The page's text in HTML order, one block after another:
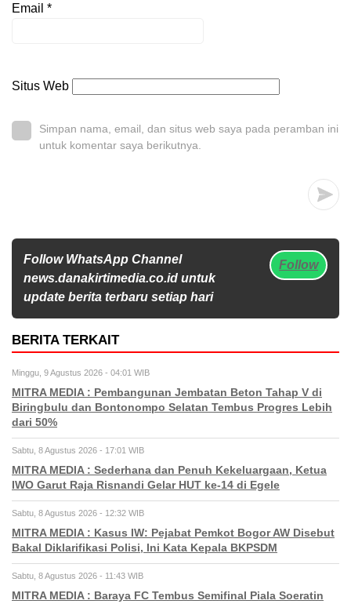
Email *
Situs Web
Simpan nama, email, dan situs web saya pada peramban ini
untuk komentar saya berikutnya.
Follow WhatsApp Channel
news.danakirtimedia.co.id untuk
update berita terbaru setiap hari
Follow
BERITA TERKAIT
Minggu, 9 Agustus 2026 - 04:01 WIB
MITRA MEDIA : Pembangunan Jembatan Beton Tahap V di
Biringbulu dan Bontonompo Selatan Tembus Progres Lebih
dari 50%
Sabtu, 8 Agustus 2026 - 17:01 WIB
MITRA MEDIA : Sederhana dan Penuh Kekeluargaan, Ketua
IWO Garut Raja Risnandi Gelar HUT ke-14 di Egele
Sabtu, 8 Agustus 2026 - 12:32 WIB
MITRA MEDIA : Kasus IW: Pejabat Pemkot Bogor AW Disebut
Bakal Diklarifikasi Polisi, Ini Kata Kepala BKPSDM
Sabtu, 8 Agustus 2026 - 11:43 WIB
MITRA MEDIA : Baraya FC Tembus Semifinal Piala Soeratin